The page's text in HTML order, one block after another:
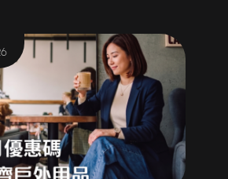
款體驗，每個環節都係你嘅競爭
選 5 大 Shopify 必備 App，並
引入 BNPL 可以令你嘅平均客單
30% 以上——全係香港市場實
即可上手！